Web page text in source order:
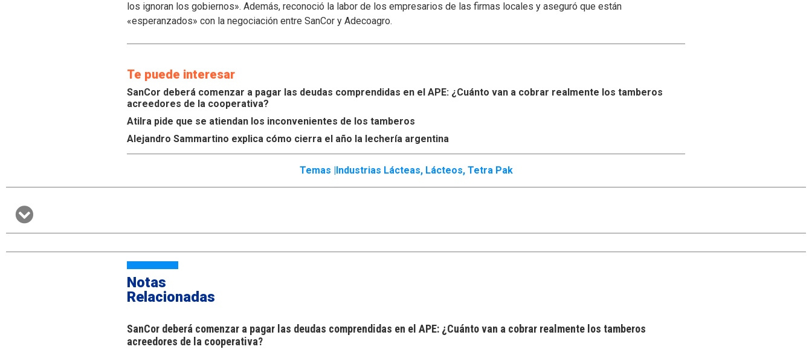
los ignoran los gobiernos». Además, reconoció la labor de los empresarios de las firmas locales y aseguró que están
«esperanzados» con la negociación entre SanCor y Adecoagro.
Te puede interesar
SanCor deberá comenzar a pagar las deudas comprendidas en el APE: ¿Cuánto van a cobrar realmente los tamberos
acreedores de la cooperativa?
Atilra pide que se atiendan los inconvenientes de los tamberos
Alejandro Sammartino explica cómo cierra el año la lechería argentina
Temas | Industrias Lácteas, Lácteos, Tetra Pak
Notas
Relacionadas
SanCor deberá comenzar a pagar las deudas comprendidas en el APE: ¿Cuánto van a cobrar realmente los tamberos
acreedores de la cooperativa?